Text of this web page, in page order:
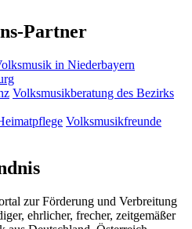
Partner
in Niederbayern
Volksmusikberatung des Bezirks
Volksmusikfreunde
zur Förderung und Verbreitung
ehrlicher, frecher, zeitgemäßer